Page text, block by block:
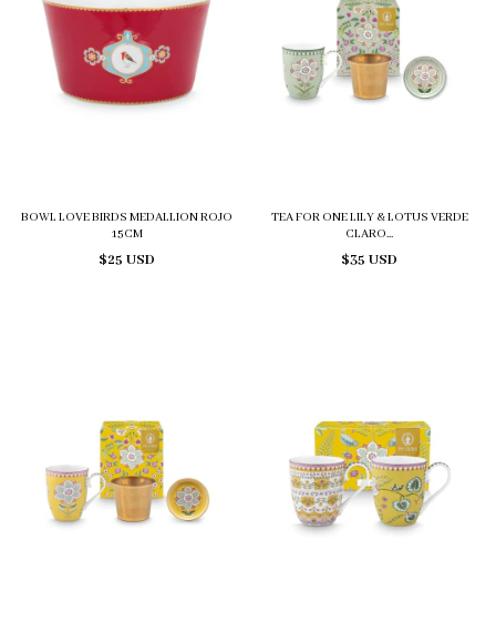
BOWL LOVE BIRDS MEDALLION ROJO
15CM
$25 USD
TEA FOR ONE LILY & LOTUS VERDE
CLARO...
$35 USD